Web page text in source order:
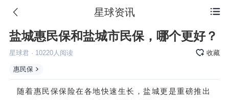
 星球资讯
盐城惠民保和盐城市民保，哪个更好？
星球君· 10220人阅读 收藏
惠民保
随着惠民保保险在各地快速生长，盐城更是重磅推出